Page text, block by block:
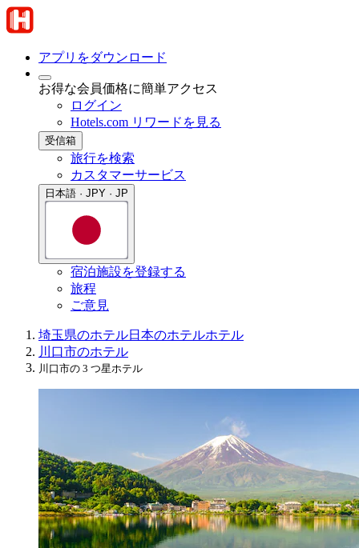
アプリをダウンロード
お得な会員価格に簡単アクセス
ログイン
Hotels.com リワードを見る
受信箱
旅行を検索
カスタマーサービス
日本語 · JPY · JP
宿泊施設を登録する
旅程
ご意見
埼玉県のホテル日本のホテルホテル
川口市のホテル
川口市の 3 つ星ホテル